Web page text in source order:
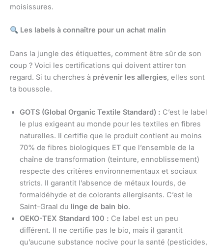
moisissures.
Les labels à connaître pour un achat malin
Dans la jungle des étiquettes, comment être sûr de son
coup ? Voici les certifications qui doivent attirer ton
regard. Si tu cherches à prévenir les allergies, elles sont
ta boussole.
GOTS (Global Organic Textile Standard) : C’est le label
le plus exigeant au monde pour les textiles en fibres
naturelles. Il certifie que le produit contient au moins
70% de fibres biologiques ET que l’ensemble de la
chaîne de transformation (teinture, ennoblissement)
respecte des critères environnementaux et sociaux
stricts. Il garantit l’absence de métaux lourds, de
formaldéhyde et de colorants allergisants. C’est le
Saint-Graal du linge de bain bio.
OEKO-TEX Standard 100 : Ce label est un peu
différent. Il ne certifie pas le bio, mais il garantit
qu’aucune substance nocive pour la santé (pesticides,